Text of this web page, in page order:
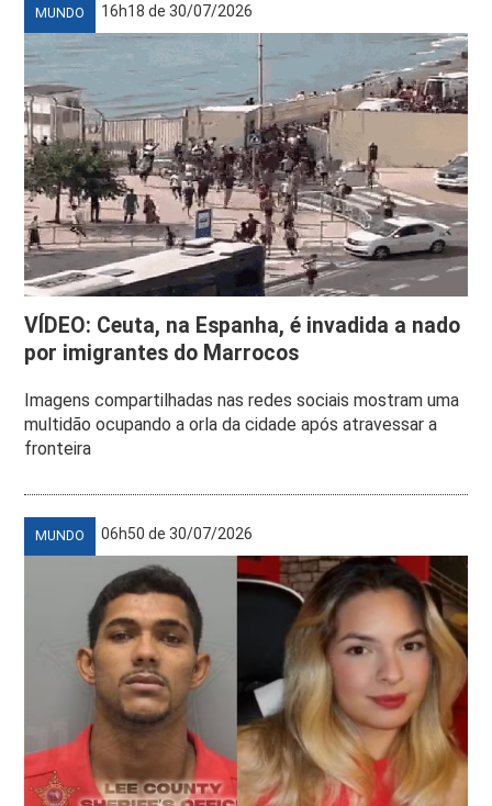
MUNDO 16h18 de 30/07/2026
VÍDEO: Ceuta, na Espanha, é invadida a nado
por imigrantes do Marrocos
Imagens compartilhadas nas redes sociais mostram uma
multidão ocupando a orla da cidade após atravessar a
fronteira
MUNDO 06h50 de 30/07/2026